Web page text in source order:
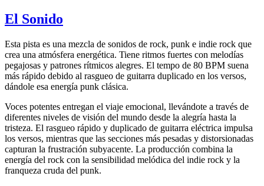
El Sonido
Esta pista es una mezcla de sonidos de rock, punk e indie rock que
crea una atmósfera energética. Tiene ritmos fuertes con melodías
pegajosas y patrones rítmicos alegres. El tempo de 80 BPM suena
más rápido debido al rasgueo de guitarra duplicado en los versos,
dándole esa energía punk clásica.
Voces potentes entregan el viaje emocional, llevándote a través de
diferentes niveles de visión del mundo desde la alegría hasta la
tristeza. El rasgueo rápido y duplicado de guitarra eléctrica impulsa
los versos, mientras que las secciones más pesadas y distorsionadas
capturan la frustración subyacente. La producción combina la
energía del rock con la sensibilidad melódica del indie rock y la
franqueza cruda del punk.